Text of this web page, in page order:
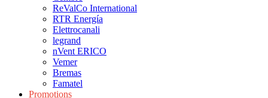
ReValCo International
RTR Energía
Elettrocanali
legrand
nVent ERICO
Vemer
Bremas
Famatel
Promotions